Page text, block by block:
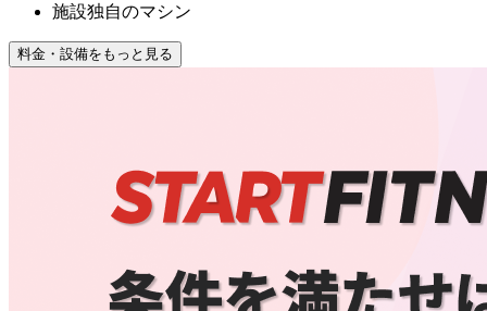
施設独自のマシン
料金・設備をもっと見る